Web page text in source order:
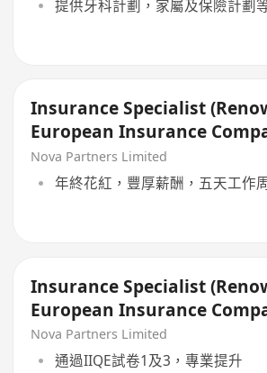
提供牙科計劃，家屬及保險計劃
Insurance Specialist
European Insurance
Nova Partners Limited
年終花紅，豐厚薪酬，五天工作
Insurance Specialist
European Insurance
Nova Partners Limited
通過IIQE試卷1及3，專業提升